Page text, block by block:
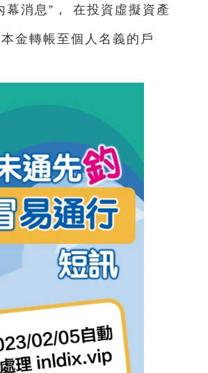
消息”， 在投資虛擬資產
金轉帳至個人名義的戶